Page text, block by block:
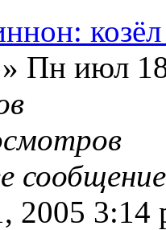
» Пн июл
2005 3:14